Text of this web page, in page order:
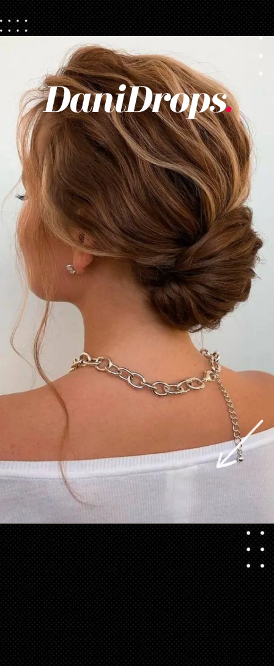
Opening
Opening https://danidrops.com.br/tendencia-cabelo-loiro-2025/